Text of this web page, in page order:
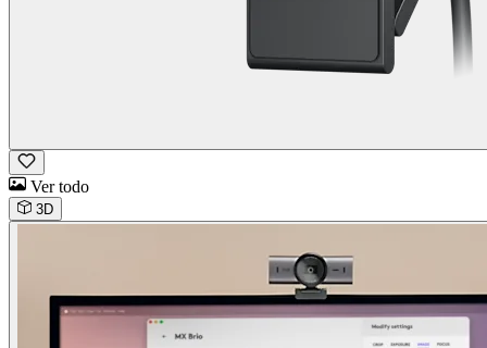
Ver todo
3D